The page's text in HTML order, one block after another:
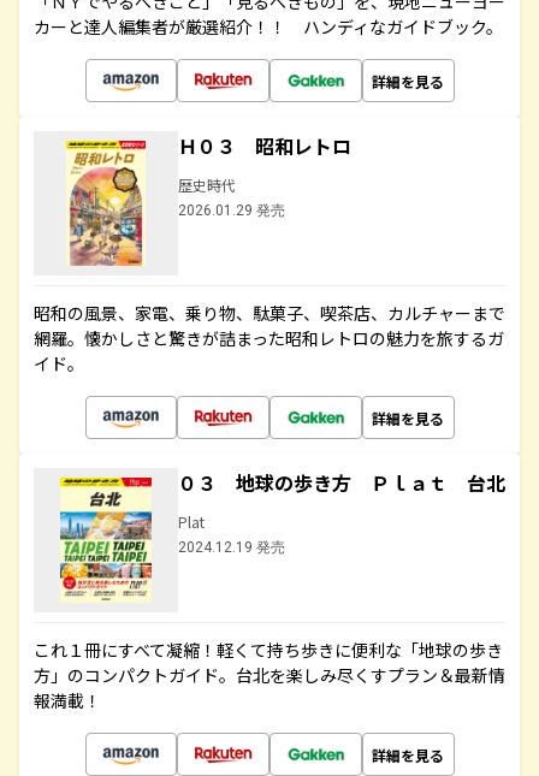
カーと達人編集者が厳選紹介！！ ハンディなガイドブック。
詳細を見る
Ｈ０３ 昭和レトロ
歴史時代
2026.01.29 発売
昭和の風景、家電、乗り物、駄菓子、喫茶店、カルチャーまで
網羅。懐かしさと驚きが詰まった昭和レトロの魅力を旅するガ
イド。
詳細を見る
０３ 地球の歩き方 Ｐｌａｔ 台北
Plat
2024.12.19 発売
これ１冊にすべて凝縮！軽くて持ち歩きに便利な「地球の歩き
方」のコンパクトガイド。台北を楽しみ尽くすプラン＆最新情
報満載！
詳細を見る